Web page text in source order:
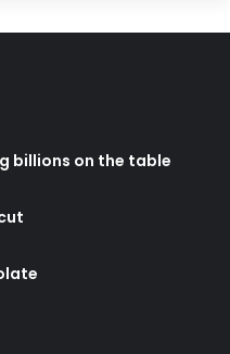
billions on the table